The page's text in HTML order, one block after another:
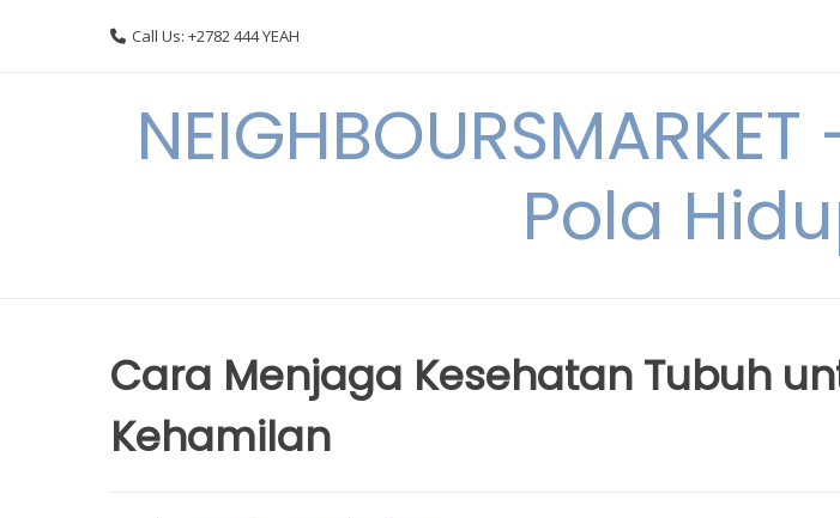
Call Us: +2782 444 YEAH
Pola
Cara Menjaga Kesehatan Tubuh
Kehamilan